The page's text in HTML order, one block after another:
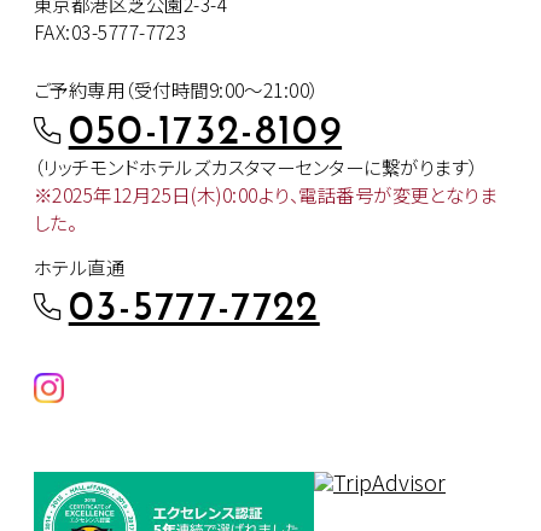
FAX:03-5777-7723
ご予約専用（受付時間9:00～21:00）
050-1732-8109
（リッチモンドホテルズカスタマーセンターに繋がります）
※2025年12月25日(木)0:00より、電話番号が変更となりま
した。
ホテル直通
03-5777-7722